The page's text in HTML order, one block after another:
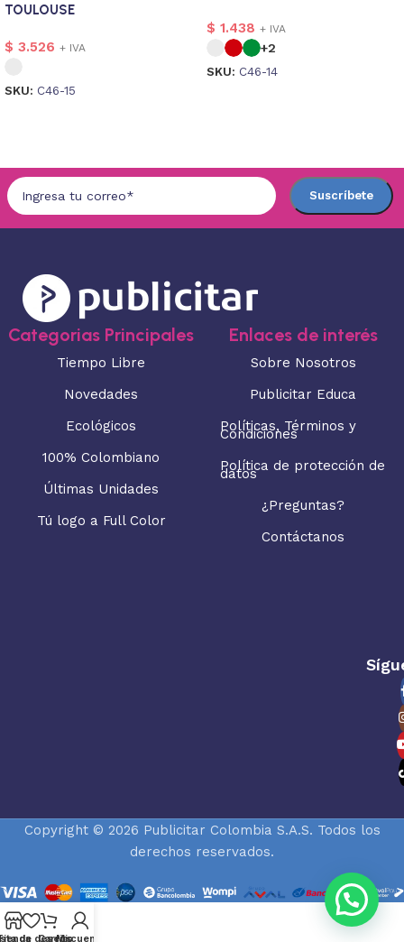
TOULOUSE
$ 3.526 + IVA
SKU: C46-15
$ 1.438 + IVA
+2
SKU: C46-14
Categorias Principales
Tiempo Libre
Novedades
Ecológicos
100% Colombiano
Últimas Unidades
Tú logo a Full Color
Enlaces de interés
Sobre Nosotros
Publicitar Educa
Políticas, Términos y
Condiciones
Política de protección de
datos
¿Preguntas?
Contáctanos
Copyright © 2026 Publicitar Colombia S.A.S. Todos los
derechos reservados.
de deseos
CarritoMi cuenta